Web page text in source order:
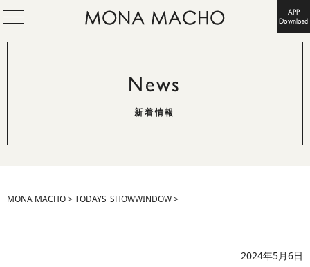
APP
Download
News
新着情報
MONA MACHO>TODAYS_SHOWWINDOW>
2024年5月6日